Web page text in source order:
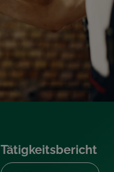
Tätigkeitsbericht